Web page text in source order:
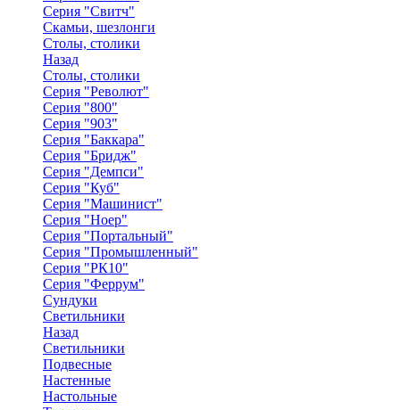
Серия "Свитч"
Скамьи, шезлонги
Столы, столики
Назад
Столы, столики
Серия "Револют"
Серия "800"
Серия "903"
Серия "Баккара"
Серия "Бридж"
Серия "Демпси"
Серия "Куб"
Серия "Машинист"
Серия "Ноер"
Серия "Портальный"
Серия "Промышленный"
Серия "РК10"
Серия "Феррум"
Сундуки
Светильники
Назад
Светильники
Подвесные
Настенные
Настольные